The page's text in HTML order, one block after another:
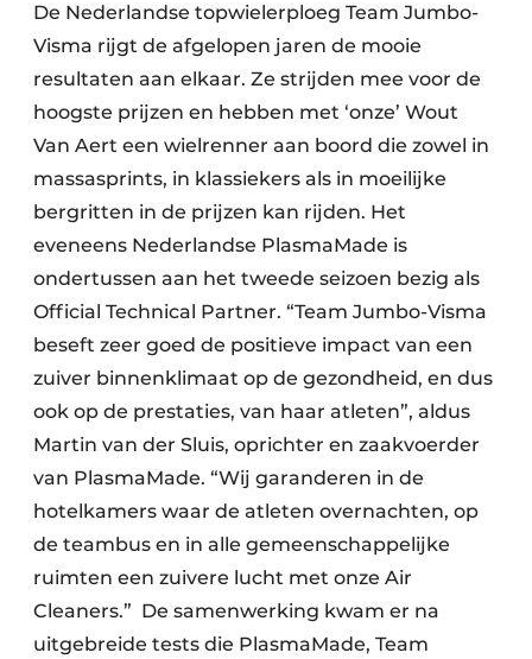
De Nederlandse topwielerploeg Team Jumbo-
Visma rijgt de afgelopen jaren de mooie
resultaten aan elkaar. Ze strijden mee voor de
hoogste prijzen en hebben met ‘onze’ Wout
Van Aert een wielrenner aan boord die zowel in
massasprints, in klassiekers als in moeilijke
bergritten in de prijzen kan rijden. Het
eveneens Nederlandse PlasmaMade is
ondertussen aan het tweede seizoen bezig als
Official Technical Partner. “Team Jumbo-Visma
beseft zeer goed de positieve impact van een
zuiver binnenklimaat op de gezondheid, en dus
ook op de prestaties, van haar atleten”, aldus
Martin van der Sluis, oprichter en zaakvoerder
van PlasmaMade. “Wij garanderen in de
hotelkamers waar de atleten overnachten, op
de teambus en in alle gemeenschappelijke
ruimten een zuivere lucht met onze Air
Cleaners.” De samenwerking kwam er na
uitgebreide tests die PlasmaMade, Team